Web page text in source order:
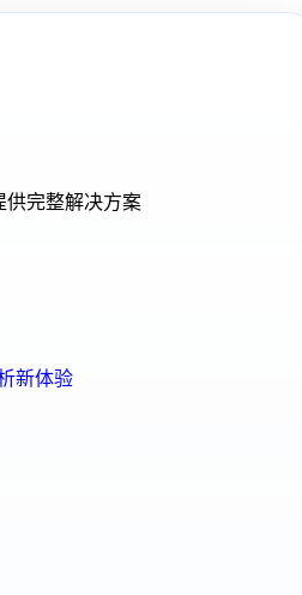
供完整解决方案
新体验